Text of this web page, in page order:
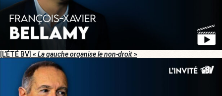
[L’ÉTÉ BV] « La gauche organise le non-droit»